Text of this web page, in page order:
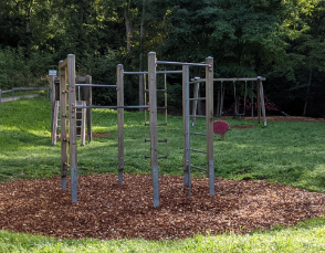
Blog
Partner
Kontakt
Impressum